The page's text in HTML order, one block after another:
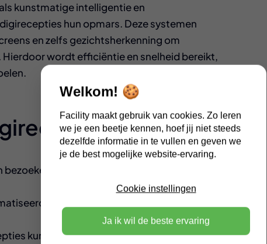
kunstmatige intelligentie en
hun opmars. Deze systemen
en zelfs gezichtsherkenning om
wordt efficiëntie en snelheid bereikt,
sneller verwerken en wachttijden
systemen zijn altijd beschikbaar, zelfs
kunnen gegevens verzamelen over
Welkom! 🍪
Facility maakt gebruik van cookies. Zo leren
we je een beetje kennen, hoef jij niet steeds
dezelfde informatie in te vullen en geven we
je de best mogelijke website-ervaring.
Cookie instellingen
Ja ik wil de beste ervaring